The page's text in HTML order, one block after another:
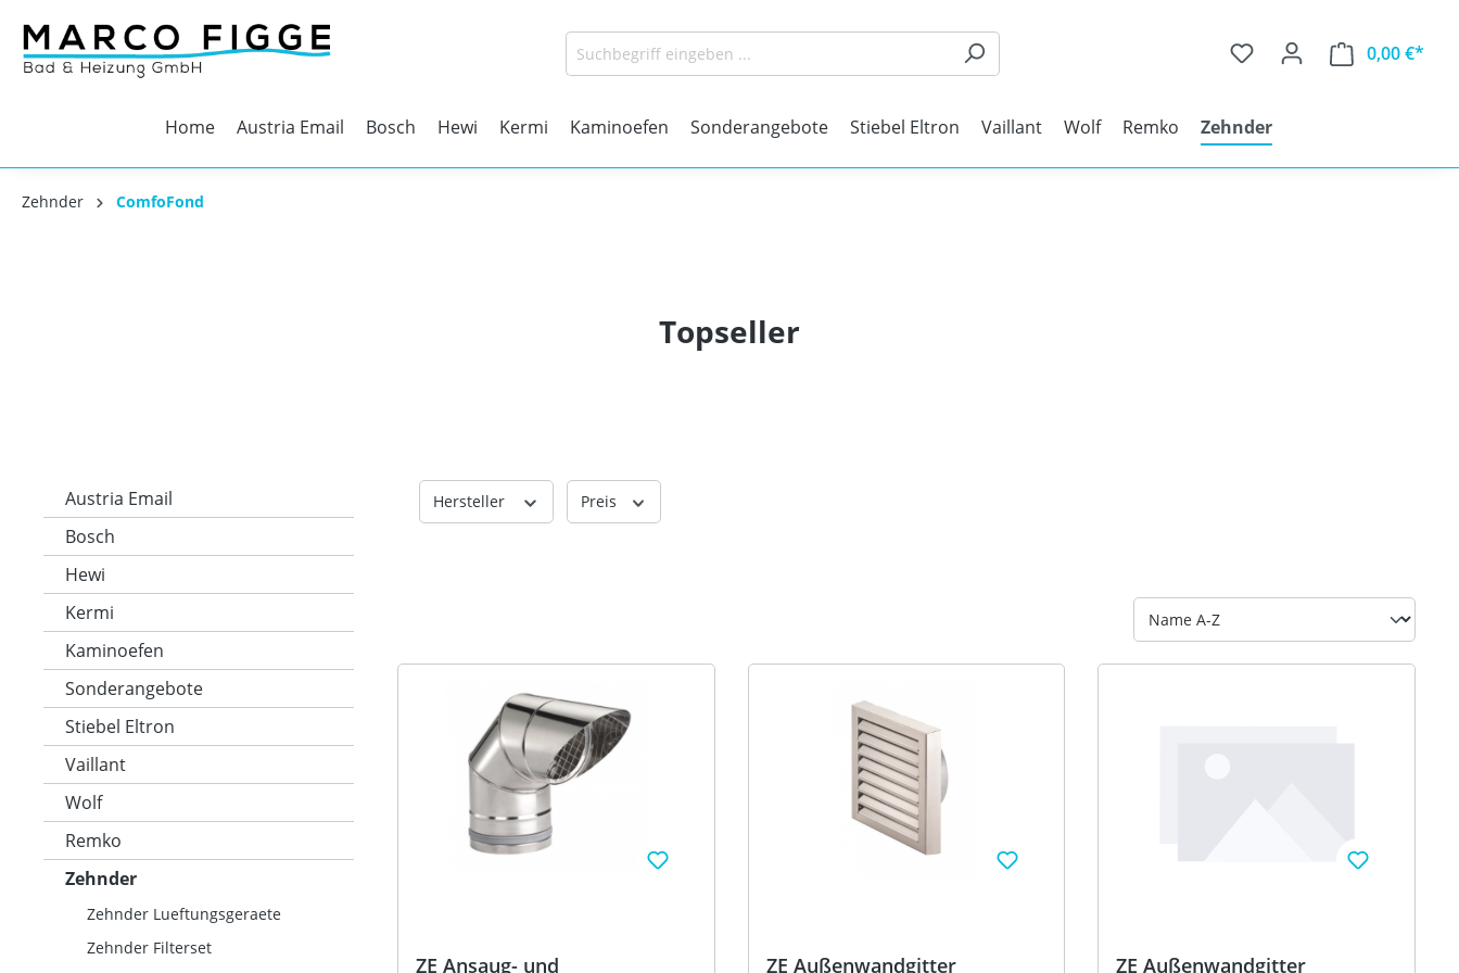
0,00 €*
Home Austria Email Bosch Hewi Kermi Kaminoefen Sonderangebote Stiebel Eltron Vaillant Wolf Remko Zehnder
Zehnder ComfoFond
Topseller
Austria Email
Bosch
Hewi
Kermi
Kaminoefen
Sonderangebote
Stiebel Eltron
Vaillant
Wolf
Remko
Zehnder
Zehnder Lueftungsgeraete
Zehnder Filterset
Hersteller Preis
ZE Ansaug- und
ZE Außenwandgitter
ZE Außenwandgitter